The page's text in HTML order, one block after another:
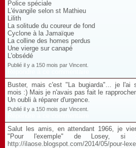
Police spéciale
L'évangile selon st Mathieu
Lilith
La solitude du coureur de fond
Cyclone à la Jamaïque
La colline des homes perdus
Une vierge sur canapé
L'obsédé
Publié il y a 150 mois par Vincent.
Buster, mais c'est "La bugiarda"... je l'ai
mois :) Mais je n'avais pas fait le
Un oubli à réparer d'urgence.
Publié il y a 150 mois par Vincent.
Salut les amis, en attendant 1966, je
"Pour l'exemple" de Losey, si
http://ilaose.blogspot.com/2014/05/pour-